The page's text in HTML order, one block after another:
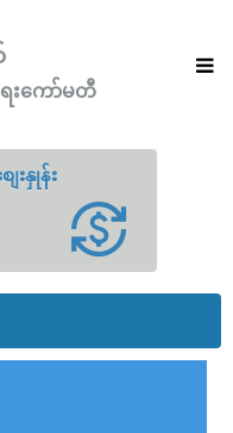
းကော်မတီ
းနှုန်း